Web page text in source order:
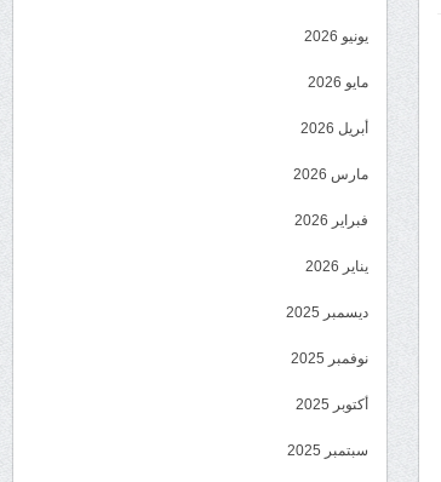
يونيو 2026
مايو 2026
أبريل 2026
مارس 2026
فبراير 2026
يناير 2026
ديسمبر 2025
نوفمبر 2025
أكتوبر 2025
سبتمبر 2025